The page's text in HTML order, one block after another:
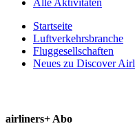
Startseite
Luftverkehrsbranche
Fluggesellschaften
Neues zu Discover
airliners+ Abo